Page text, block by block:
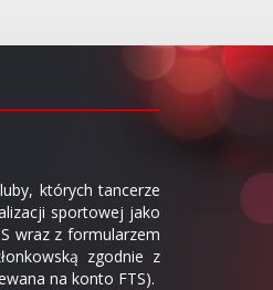
których tancerze
sportowej jako
wraz z formularzem
zgodnie z
na konto FTS).